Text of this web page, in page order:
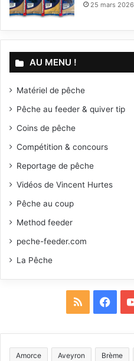
25 mars 2026
AU MENU !
Matériel de pêche
Pêche au feeder & quiver tip
Coins de pêche
Compétition & concours
Reportage de pêche
Vidéos de Vincent Hurtes
Pêche au coup
Method feeder
peche-feeder.com
La Pêche
S
c
Amorce Aveyron Brème